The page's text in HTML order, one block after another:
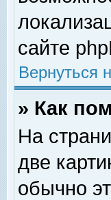
сайте
Вернуться
» Как
На
две
обычно